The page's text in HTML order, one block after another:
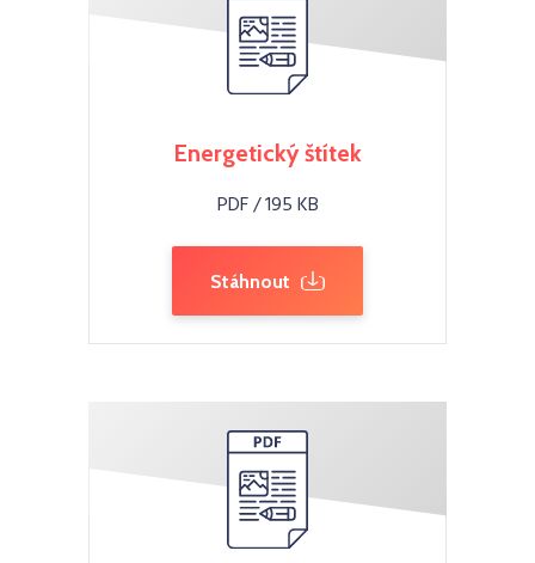
Energetický štítek
PDF / 195 KB
Stáhnout